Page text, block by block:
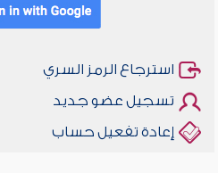
استرجاع الرمز السري
تسجيل عضو جديد
إعادة تفعيل حساب